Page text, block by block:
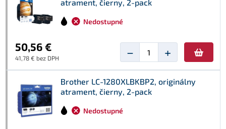
atrament, čierny, 2-pack
Nedostupné
50,56 €
41,78 € bez DPH − +
Brother LC-1280XLBKBP2, originálny
atrament, čierny, 2-pack
Nedostupné